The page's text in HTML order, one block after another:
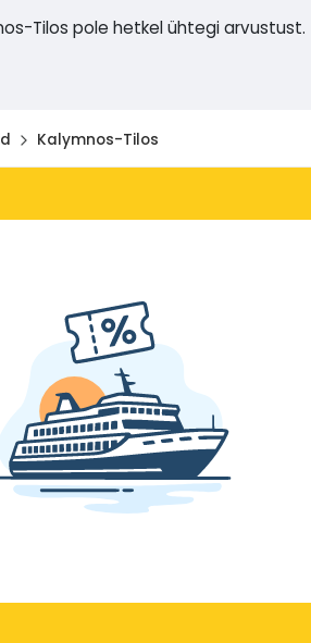
Tilos pole hetkel ühtegi arvustust.
Kalymnos-Tilos